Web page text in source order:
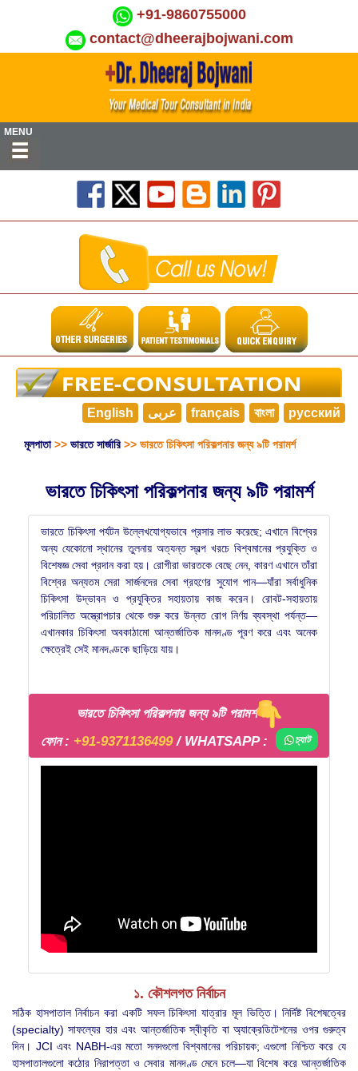
+91-9860755000
contact@dheerajbojwani.com
MENU
English عربى français বাংলা русский
মূলপাতা>> ভারতে সার্জারি>> ভারতে চিকিৎসা পরিকল্পনার জন্য ৯টি পরামর্শ
ভারতে চিকিৎসা পরিকল্পনার জন্য ৯টি পরামর্শ
ভারতে চিকিৎসা পর্যটন উল্লেখযোগ্যভাবে প্রসার লাভ করেছে; এখানে বিশ্বের
অন্য যেকোনো স্থানের তুলনায় অত্যন্ত স্বল্প খরচে বিশ্বমানের প্রযুক্তি ও
বিশেষজ্ঞ সেবা প্রদান করা হয়। রোগীরা ভারতকে বেছে নেন, কারণ এখানে তাঁরা
বিশ্বের অন্যতম সেরা সার্জনদের সেবা গ্রহণের সুযোগ পান—যাঁরা সর্বাধুনিক
চিকিৎসা উদ্ভাবন ও প্রযুক্তির সহায়তায় কাজ করেন। রোবট-সহায়তায়
পরিচালিত অস্ত্রোপচার থেকে শুরু করে উন্নত রোগ নির্ণয় ব্যবস্থা পর্যন্ত—
এখানকার চিকিৎসা অবকাঠামো আন্তর্জাতিক মানদণ্ড পূরণ করে এবং অনেক
ক্ষেত্রেই সেই মানদণ্ডকে ছাড়িয়ে যায়।
ভারতে চিকিৎসা পরিকল্পনার জন্য ৯টি পরামর্শ
ফোন : +91-9371136499 / WHATSAPP : চ্যাট
১. কৌশলগত নির্বাচন
সঠিক হাসপাতাল নির্বাচন করা একটি সফল চিকিৎসা যাত্রার মূল ভিত্তি। নির্দিষ্ট বিশেষত্বের
(specialty) সাফল্যের হার এবং আন্তর্জাতিক স্বীকৃতি বা অ্যাক্রেডিটেশনের ওপর গুরুত্ব
দিন। JCI এবং NABH-এর মতো সনদগুলো বিশ্বমানের পরিচায়ক; এগুলো নিশ্চিত করে যে
হাসপাতালগুলো কঠোর নিরাপত্তা ও সেবার মানদণ্ড মেনে চলে—যা বিশেষ করে আন্তর্জাতিক